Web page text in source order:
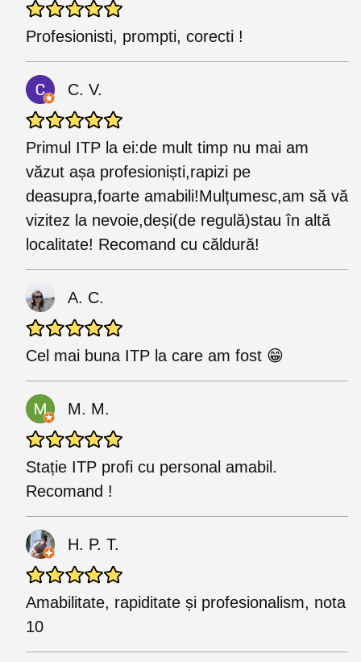
Profesionisti, prompti, corecti !
C. V.
Primul ITP la ei:de mult timp nu mai am
văzut așa profesioniști,rapizi pe
deasupra,foarte amabili!Mulțumesc,am să vă
vizitez la nevoie,deși(de regulă)stau în altă
localitate! Recomand cu căldură!
A. C.
Cel mai buna ITP la care am fost 😁
M. M.
Stație ITP profi cu personal amabil.
Recomand !
H. P. T.
Amabilitate, rapiditate și profesionalism, nota
10